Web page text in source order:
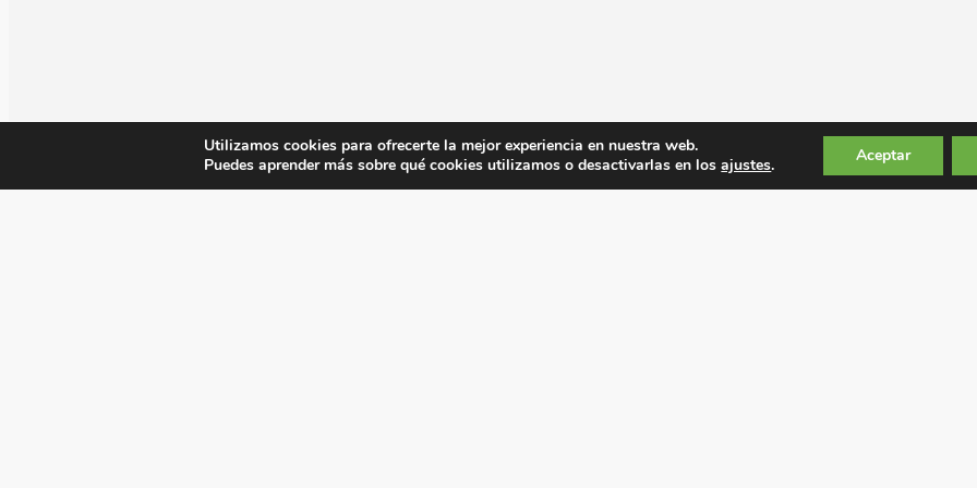
Utilizamos cookies para ofrecerte la mejor experiencia en nuestra web.
Puedes aprender más sobre qué cookies utilizamos o desactivarlas en losajustes. Aceptar